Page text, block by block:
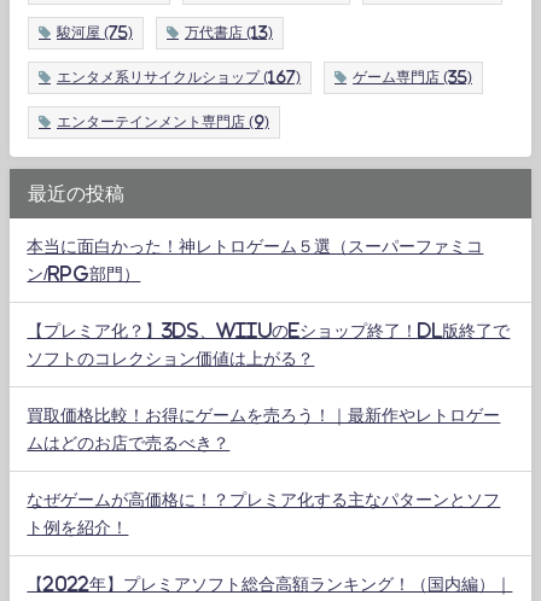
駿河屋 (75) 万代書店 (13)
エンタメ系リサイクルショップ (167) ゲーム専門店 (35)
エンターテインメント専門店 (9)
最近の投稿
本当に面白かった！神レトロゲーム５選（スーパーファミコ
ン/RPG部門）
【プレミア化？】3DS、WiiUのeショップ終了！DL版終了で
ソフトのコレクション価値は上がる？
買取価格比較！お得にゲームを売ろう！｜最新作やレトロゲー
ムはどのお店で売るべき？
なぜゲームが高価格に！？プレミア化する主なパターンとソフ
ト例を紹介！
【2022年】プレミアソフト総合高額ランキング！（国内編）｜